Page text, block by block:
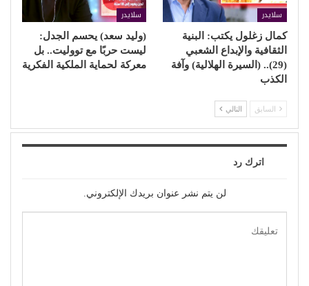
سلايدر
كمال زغلول يكتب: البنية
الثقافية والإبداع الشعبي
(29).. (السيرة الهلالية) وآفة
الكذب
سلايدر
(وليد سعد) يحسم الجدل:
ليست حربًا مع تووليت.. بل
معركة لحماية الملكية الفكرية
السابق التالي
اترك رد
لن يتم نشر عنوان بريدك الإلكتروني.